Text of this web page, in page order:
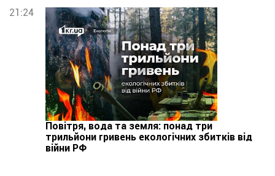
21:24
Повітря, вода та земля: понад три
трильйони гривень екологічних збитків від
війни РФ